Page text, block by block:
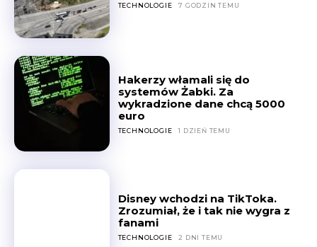
TECHNOLOGIE 7 GODZIN TEMU
Hakerzy włamali się do
systemów Żabki. Za
wykradzione dane chcą 5000
euro
TECHNOLOGIE 1 DZIEŃ TEMU
Disney wchodzi na TikToka.
Zrozumiał, że i tak nie wygra z
fanami
TECHNOLOGIE 2 DNI TEMU